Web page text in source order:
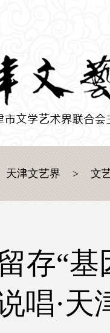
天津文艺界 > 文
存“
唱·天